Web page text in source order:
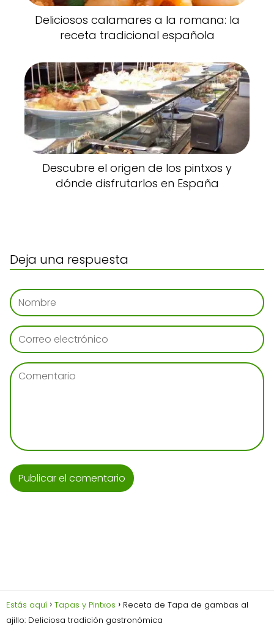
Deliciosos calamares a la romana: la
receta tradicional española
Descubre el origen de los pintxos y
dónde disfrutarlos en España
Deja una respuesta
Estás aquí Tapas y Pintxos
Receta de Tapa de gambas al
ajillo: Deliciosa tradición gastronómica